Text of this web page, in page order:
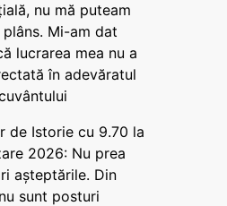
nu mă puteam
Mi-am dat
lucrarea mea nu a
în adevăratul
de Istorie cu 9.70 la
2026: Nu prea
așteptările. Din
sunt posturi